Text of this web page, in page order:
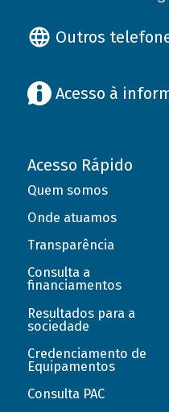
Outros
Acesso à
Acesso Rápido
Quem somos
Onde atuamos
Transparência
Consulta a
financiamentos
Resultados para a
sociedade
Credenciamento de
Equipamentos
Consulta PAC